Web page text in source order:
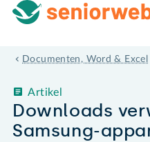
Documenten, Word & Excel
Downloads
Samsung-
Artikel